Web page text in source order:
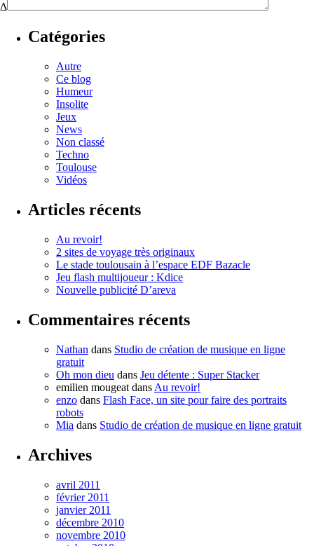
Δ
Catégories
Autre
Ce blog
Humeur
Insolite
Jeux
News
Non classé
Techno
Toulouse
Vidéos
Articles récents
Au revoir!
2 sites de voyage très originaux
Le stade toulousain à l’espace EDF Bazacle
Jeu flash multijoueur : Kdice
Nouvelle publicité D’areva
Commentaires récents
Nathan dans Studio de création de musique en ligne
gratuit
Oh mon dieu dans Jeu détente : Super Stacker
emilien mougeat dans Au revoir!
enzo dans Flash Face, un site pour faire des portraits
robots
Mia dans Studio de création de musique en ligne gratuit
Archives
avril 2011
février 2011
janvier 2011
décembre 2010
novembre 2010